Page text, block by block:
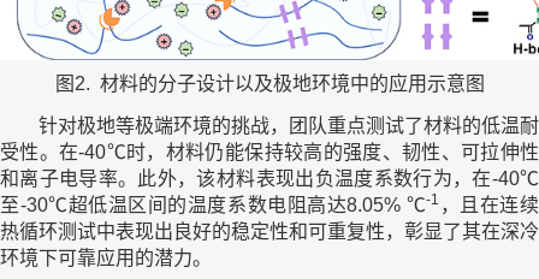
图2. 材料的分子设计以及极地环境中的应用示意图
针对极地等极端环境的挑战，团队重点测试了材料的低温耐
受性。在-40℃时，材料仍能保持较高的强度、韧性、可拉伸性
和离子电导率。此外，该材料表现出负温度系数行为，在-40℃
至-30℃超低温区间的温度系数电阻高达8.05% ℃-1 ，且在连续
热循环测试中表现出良好的稳定性和可重复性，彰显了其在深冷
环境下可靠应用的潜力。